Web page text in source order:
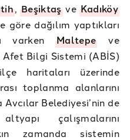
,Beşiktaşve Kadıköy
dağılım yaptıkları
varkenMaltepe ve
Afet Bilgi Sistemi (ABİS)
haritaları üzerinde
toplanma alanlarını
Belediyesi’nin de
çalışmalarını
zamanda sistemin